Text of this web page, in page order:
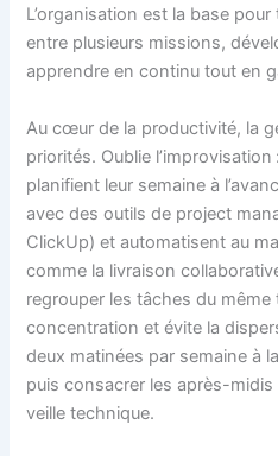
L’organisation est la base
entre plusieurs missions,
apprendre en continu tout en
Au cœur de la productivité, la
priorités. Oublie
planifient leur semaine à
avec des outils de project
ClickUp) et automatisent au
comme la livraison
regrouper les tâches du
concentration et évite la
deux matinées par semaine à
puis consacrer les après-midis
veille technique.